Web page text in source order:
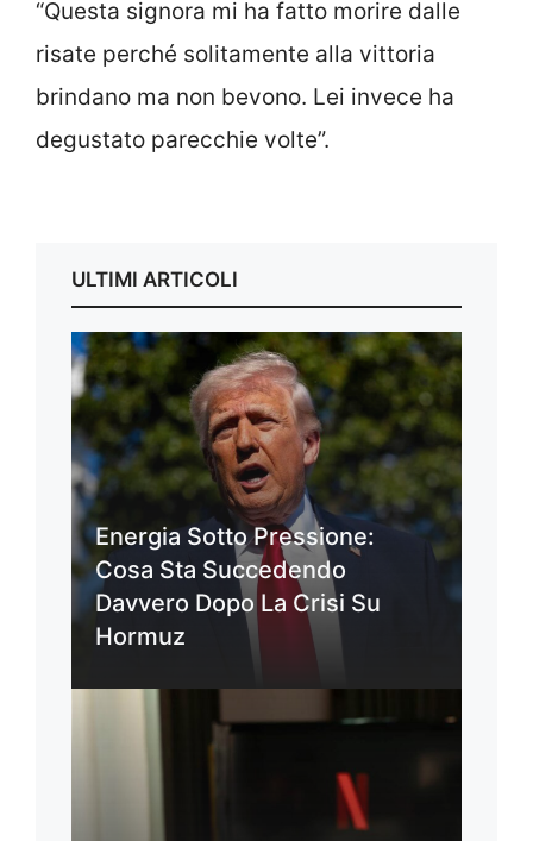
“Questa signora mi ha fatto morire dalle
risate perché solitamente alla vittoria
brindano ma non bevono. Lei invece ha
degustato parecchie volte”.
ULTIMI ARTICOLI
Energia Sotto Pressione:
Cosa Sta Succedendo
Davvero Dopo La Crisi Su
Hormuz